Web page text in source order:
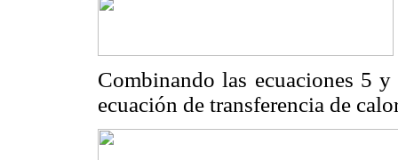
Combinando las ecuaciones 5
ecuación de transferencia de